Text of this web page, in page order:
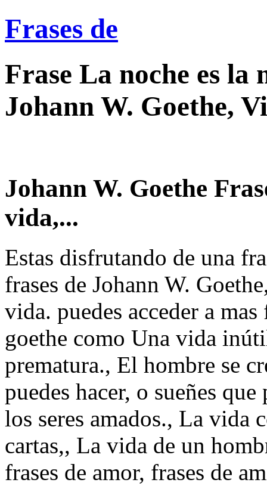
Frases de
Frase La noche es la
Johann W. Goethe,
Johann W. Goethe
vida,...
Estas disfrutando de una
frases de Johann W.
vida. puedes acceder a
goethe como Una vida
prematura., El hombre se
puedes hacer, o sueñes
los seres amados., La vida
cartas,, La vida de un
frases de amor, frases de